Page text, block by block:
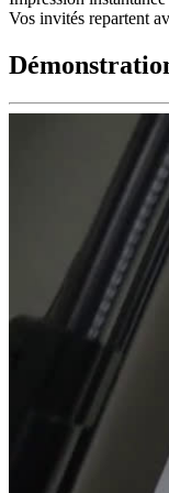
Vos invités repartent